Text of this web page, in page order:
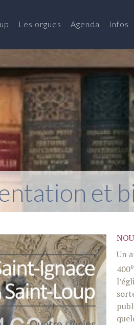
Les orgues Agenda Infos
et
Un
400e